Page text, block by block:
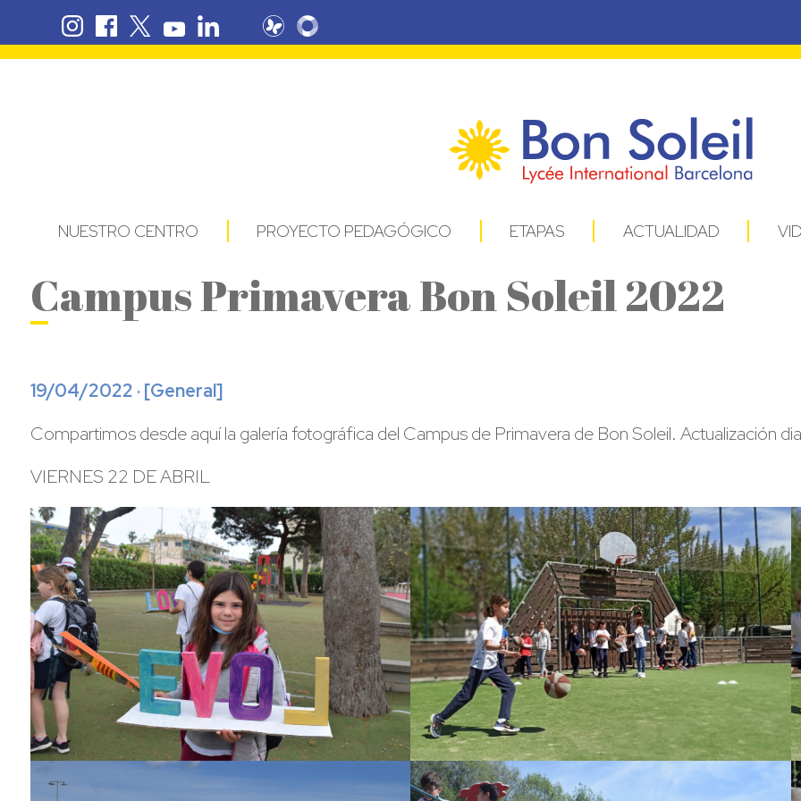
NUESTRO CENTRO PROYECTO PEDAGÓGICO ETAPAS ACTUALIDAD
Campus Primavera Bon Soleil 2022
19/04/2022 · [General]
Compartimos desde aquí la galería fotográfica del Campus de Primavera de Bon Soleil. Actualización
VIERNES 22 DE ABRIL